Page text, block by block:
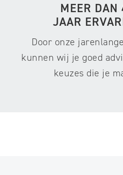
MEER DAN
JAAR
Door onze
kunnen wij je goed
keuzes die je